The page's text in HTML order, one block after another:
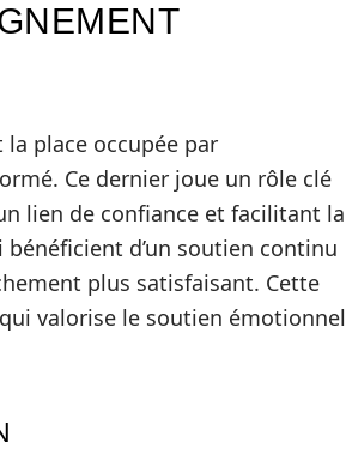
place occupée par
Ce dernier joue un rôle clé
lien de confiance et facilitant la
d’un soutien continu
plus satisfaisant. Cette
valorise le soutien émotionnel